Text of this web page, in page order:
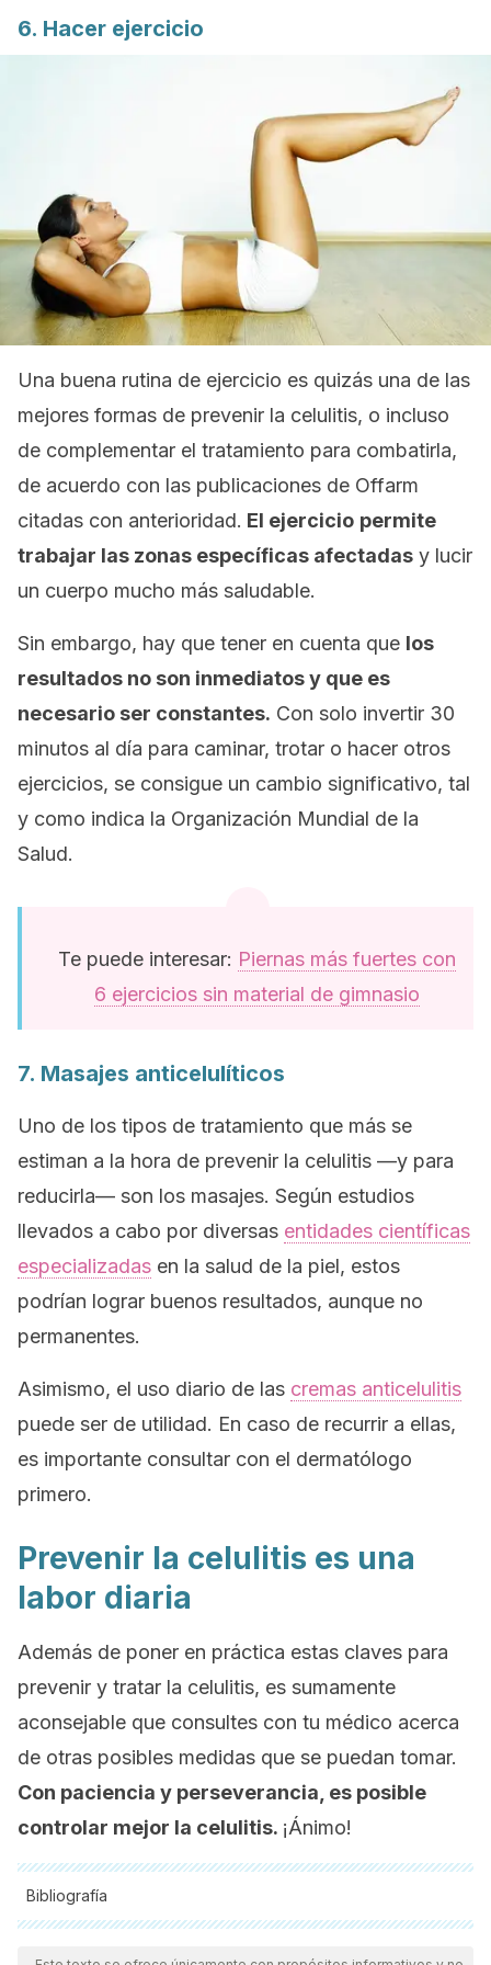
6. Hacer ejercicio
Una buena rutina de ejercicio es quizás una de las
mejores formas de prevenir la celulitis, o incluso
de complementar el tratamiento para combatirla,
de acuerdo con las publicaciones de Offarm
citadas con anterioridad. El ejercicio permite
trabajar las zonas específicas afectadas y lucir
un cuerpo mucho más saludable.
Sin embargo, hay que tener en cuenta que los
resultados no son inmediatos y que es
necesario ser constantes. Con solo invertir 30
minutos al día para caminar, trotar o hacer otros
ejercicios, se consigue un cambio significativo, tal
y como indica la Organización Mundial de la
Salud.
Te puede interesar: Piernas más fuertes con
6 ejercicios sin material de gimnasio
7. Masajes anticelulíticos
Uno de los tipos de tratamiento que más se
estiman a la hora de prevenir la celulitis —y para
reducirla— son los masajes. Según estudios
llevados a cabo por diversas entidades científicas
especializadas en la salud de la piel, estos
podrían lograr buenos resultados, aunque no
permanentes.
Asimismo, el uso diario de las cremas anticelulitis
puede ser de utilidad. En caso de recurrir a ellas,
es importante consultar con el dermatólogo
primero.
Prevenir la celulitis es una
labor diaria
Además de poner en práctica estas claves para
prevenir y tratar la celulitis, es sumamente
aconsejable que consultes con tu médico acerca
de otras posibles medidas que se puedan tomar.
Con paciencia y perseverancia, es posible
controlar mejor la celulitis. ¡Ánimo!
Bibliografía
Todas las fuentes citadas fueron revisadas a profundidad por
nuestro equipo, para asegurar su calidad, confiabilidad,